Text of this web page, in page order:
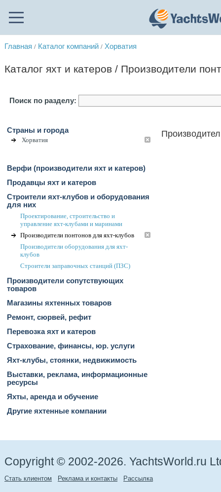
Главная / Каталог компаний / Хорватия
Каталог яхт и катеров / Производители
Поиск по разделу:
Страны и города
Хорватия
Верфи (производители яхт и катеров)
Продавцы яхт и катеров
Строители яхт-клубов и оборудования
для них
Проектирование, строительство и
управление яхт-клубами и маринами
Производители понтонов для яхт-клубов
Производители оборудования для яхт-
клубов
Строители заправочных станций (ПЗС)
Производители сопутствующих
товаров
Магазины яхтенных товаров
Ремонт, сюрвей, рефит
Перевозка яхт и катеров
Страхование, финансы, юр. услуги
Яхт-клубы, стоянки, недвижимость
Выставки, реклама, информационные
ресурсы
Яхты, аренда и обучение
Другие яхтенные компании
Copyright © 2002-2026. YachtsWorld.ru
Стать клиентом Реклама и контакты Рассылка